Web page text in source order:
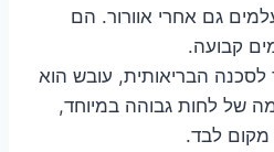
גם אחרי אוורור. הם
קבועה.
הבריאותית, עובש הוא
של לחות גבוהה במיוחד,
מקום לבד.